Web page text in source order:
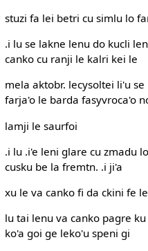
stuzi fa lei betri cu simlu lo
.i lu se lakne lenu do kucli
canko cu ranji le kalri kei le
mela aktobr. lecysoltei li'u
farja'o le barda fasyvroca'o
lamji le saurfoi
.i lu .i'e leni glare cu zmadu
cusku be la fremtn. .i ji'a
xu le va canko fi da ckini fe
lu tai lenu va canko pagre
ko'a goi ge leko'u speni gi